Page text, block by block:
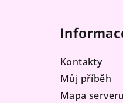
Kontakty
Můj příběh
Mapa serveru